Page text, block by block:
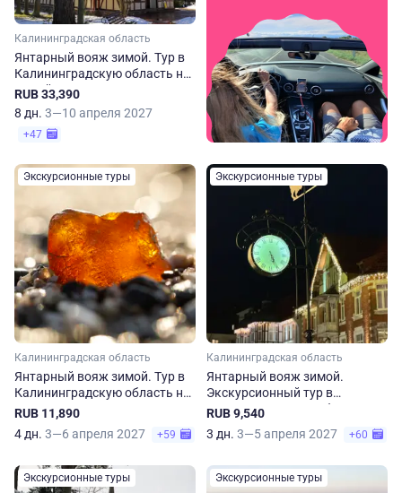
Калининградская область
Янтарный вояж зимой. Тур в
Калининградскую область на
8 дней
RUB 33,390
8 дн. 3—10 апреля 2027
+47
Экскурсионные туры
Калининградская область
Янтарный вояж зимой. Тур в
Калининградскую область на
4 дня
RUB 11,890
4 дн. 3—6 апреля 2027 +59
Экскурсионные туры
Калининградская область
Янтарный вояж зимой.
Экскурсионный тур в
Калининградскую область на
RUB 9,540
3 дн. 3—5 апреля 2027 +60
Экскурсионные туры Экскурсионные туры